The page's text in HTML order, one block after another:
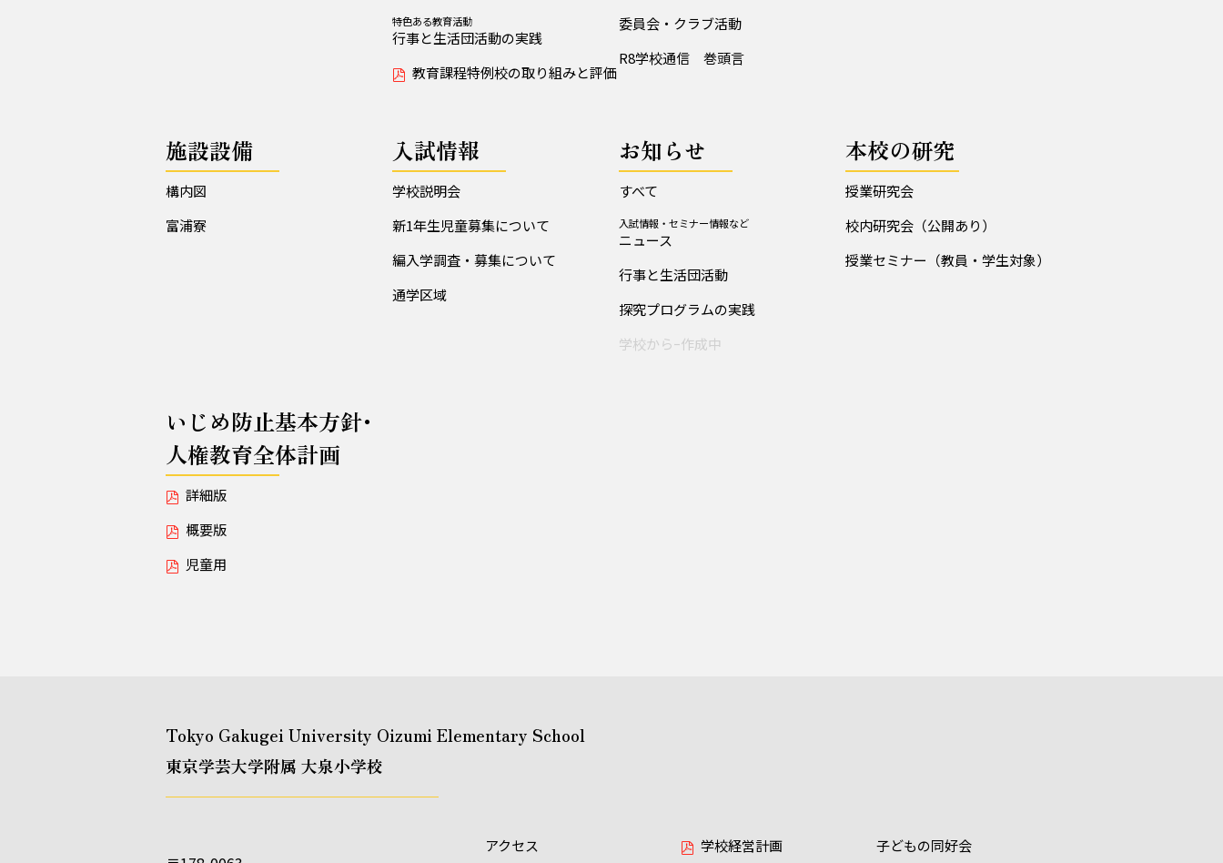
特色ある教育活動
行事と生活団活動の実践
教育課程特例校の取り組みと評価
委員会・クラブ活動
R8学校通信 巻頭言
施設設備
構内図
富浦寮
入試情報
学校説明会
新1年生児童募集について
編入学調査・募集について
通学区域
お知らせ
すべて
入試情報・セミナー情報など
ニュース
行事と生活団活動
探究プログラムの実践
学校からｰ作成中
本校の研究
授業研究会
校内研究会（公開あり）
授業セミナー（教員・学生対象）
いじめ防止基本方針･
人権教育全体計画
詳細版
概要版
児童用
Tokyo Gakugei University Oizumi Elementary School
東京学芸大学附属 大泉小学校
アクセス 学校経営計画 子どもの同好会